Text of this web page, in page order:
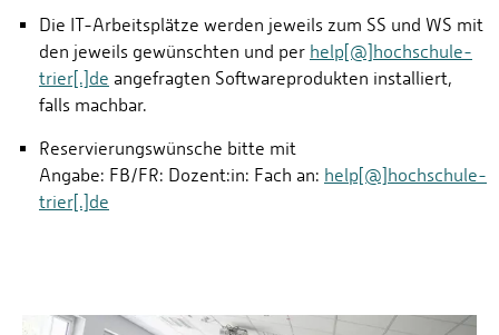
Die IT-Arbeitsplätze werden jeweils zum SS und WS mit
den jeweils gewünschten und per help[@]hochschule-
trier[.]de angefragten Softwareprodukten installiert,
falls machbar.
Reservierungswünsche bitte mit
Angabe: FB/FR: Dozent:in: Fach an: help[@]hochschule-
trier[.]de